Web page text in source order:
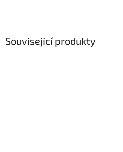
Související produkty